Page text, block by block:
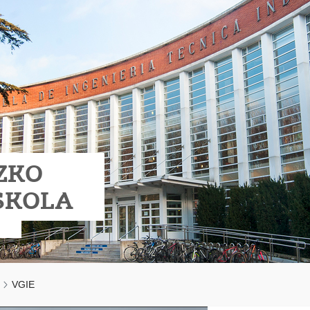
VGIE